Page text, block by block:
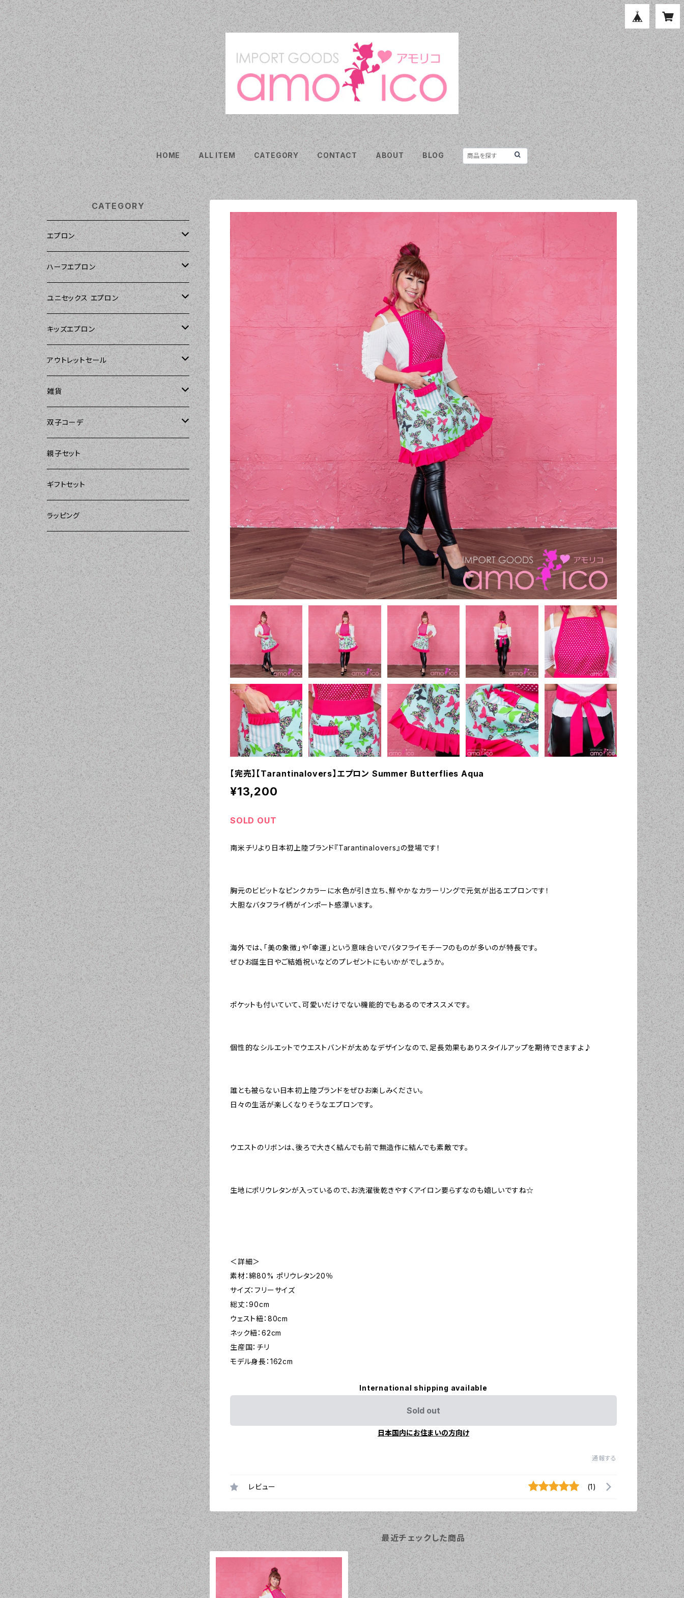
HOME ALL ITEM CATEGORY CONTACT ABOUT BLOG
【完売】【Tarantinalovers】エプロン Summer Butterflies Aqua
¥13,200
SOLD OUT
南米チリより日本初上陸ブランド『Tarantinalovers』の登場です！
胸元のビビットなピンクカラーに水色が引き立ち、鮮やかなカラーリングで元気が出るエプロンです！
大胆なバタフライ柄がインポート感漂います。
海外では、「美の象徴」や「幸運」という意味合いでバタフライモチーフのものが多いのが特長です。
ぜひお誕生日やご結婚祝いなどのプレゼントにもいかがでしょうか。
ポケットも付いていて、可愛いだけでない機能的でもあるのでオススメです。
個性的なシルエットでウエストバンドが太めなデザインなので、足長効果もありスタイルアップを期待できますよ♪
誰とも被らない日本初上陸ブランドをぜひお楽しみください。
日々の生活が楽しくなりそうなエプロンです。
ウエストのリボンは、後ろで大きく結んでも前で無造作に結んでも素敵です。
生地にポリウレタンが入っているので、お洗濯後乾きやすくアイロン要らずなのも嬉しいですね☆
＜詳細＞
素材：綿80% ポリウレタン20％
サイズ：フリーサイズ
総丈：90cm
ウェスト紐：80cm
ネック紐：62cm
生産国：チリ
モデル身長：162cm
International shipping available
Sold out
日本国内にお住まいの方向け
通報する
レビュー (1)
最近チェックした商品
CATEGORY
エプロン
Kitsch'n Glam（キッチングラム）
Sierra Rose（シエラローズ）
Tarantinalovers（タランティーナ ラバー
ズ）
The Sunday Girl（ザサンデーガール）
Carolyn's Kitchen（キャロリンズキッチ
ン）
Sugar baby aprons（シュガーベイビ
ー）
DII（ディーアイアイ）
MOZI（モジ）
amorico（アモリコ）
I love Aprons（アラブエプロンズ）
Flirty Aprons（フラーティーエプロンズ）
Heavenly Hostess（ヘブンリーホステ
ス）
ハーフエプロン
Sierra Rose（シエラローズ）
ユニセックス エプロン
DII（ディーアイアイ）
Sierra Rose（シエラローズ）
amorico（アモリコ）
キッズエプロン
Sierra Rose（シエラローズ）
The Sunday Girl（ザサンデーガール）
ASD Living（エーエスディーリビング）
Kitsch'n Glam（キッチングラム）
DII（ディーアイアイ）
アウトレットセール
エプロン
Kitsch'n Glam（キッチングラム）
Sierra Rose（シエラローズ）
DII（ディーアイアイ）
amorico（アモリコ）
Sugar baby aprons（シュガーベイビー）
Tarantinalovers（タランティーナ ラバーズ）
雑貨
amorico（アモリコ）
雑貨
amorico（アモリコ）
The Sunday Girl（ザサンデーガール）
DII（ディーアイアイ）
Kitsch'n Glam（キッチングラム）
双子コーデ
The Sunday Girl（サンデーガール）
親子セット
ギフトセット
ラッピング